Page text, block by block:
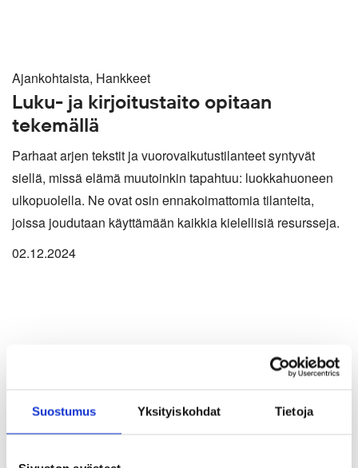
Suostumus Yksityiskohdat Tietoja
Ajankohtaista, Hankkeet
Luku- ja kirjoitustaito opitaan
tekemällä
Parhaat arjen tekstit ja vuorovaikutustilanteet syntyvät
siellä, missä elämä muutoinkin tapahtuu: luokkahuoneen
ulkopuolella. Ne ovat osin ennakoimattomia tilanteita,
joissa joudutaan käyttämään kaikkia kielellisiä resursseja.
02.12.2024